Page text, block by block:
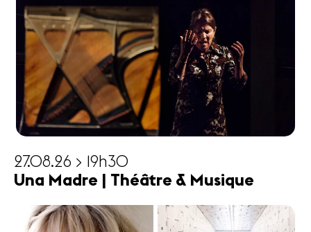
27.08.26 > 19h30
Una Madre | Théâtre & Musique